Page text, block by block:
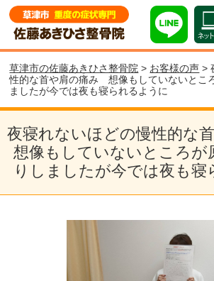
草津市の佐藤あきひさ整骨院 > お客様の声 >
性的な首や肩の痛み 想像もしていないとこ
ましたが今では夜も寝られるように
夜寝れないほどの慢性的な
想像もしていないところが
りしましたが今では夜も寝